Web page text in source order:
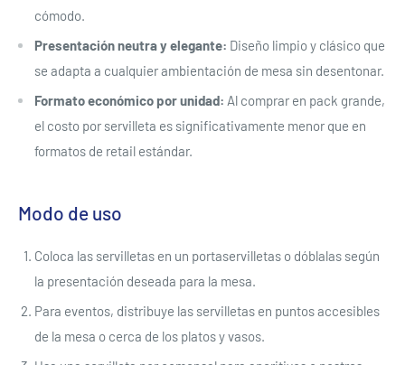
cómodo.
Presentación neutra y elegante: Diseño limpio y clásico que
se adapta a cualquier ambientación de mesa sin desentonar.
Formato económico por unidad: Al comprar en pack grande,
el costo por servilleta es significativamente menor que en
formatos de retail estándar.
Modo de uso
Coloca las servilletas en un portaservilletas o dóblalas según
la presentación deseada para la mesa.
Para eventos, distribuye las servilletas en puntos accesibles
de la mesa o cerca de los platos y vasos.